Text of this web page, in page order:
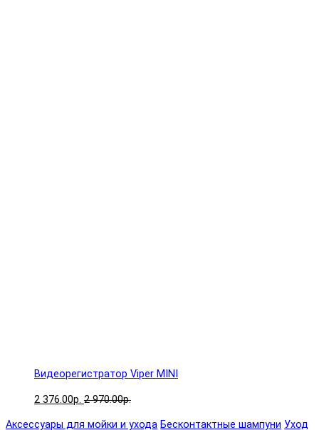
Видеорегистратор Viper MINI
2 376.00р. 2 970.00р.
Аксессуары для мойки и ухода Бесконтактные шампуни Уход